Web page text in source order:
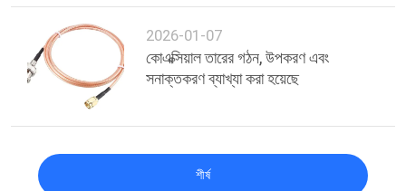
2026-01-07
কোএক্সিয়াল তারের গঠন, উপকরণ এবং
সনাক্তকরণ ব্যাখ্যা করা হয়েছে
শীর্ষ